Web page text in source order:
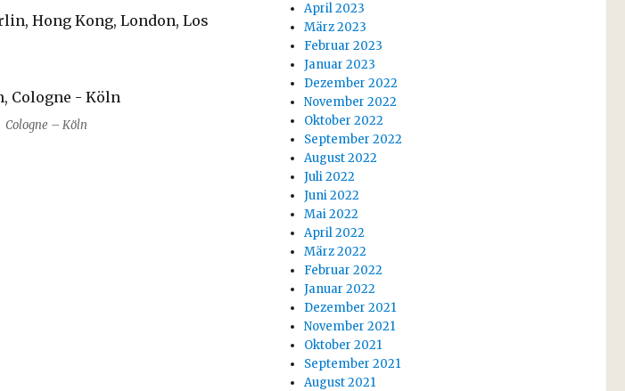
Hong Kong, London, Los
– Köln
….“
April 2023
März 2023
Februar 2023
Januar 2023
Dezember 2022
November 2022
Oktober 2022
September 2022
August 2022
Juli 2022
Juni 2022
Mai 2022
April 2022
März 2022
Februar 2022
Januar 2022
Dezember 2021
November 2021
Oktober 2021
September 2021
August 2021